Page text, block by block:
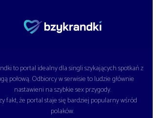
to portal idealny dla singli szykających spotkań z
połową. Odbiorcy w serwisie to ludzie głównie
nastawieni na szybkie sex przygody.
fakt, że portal staje się bardziej popularny wśród
polaków.